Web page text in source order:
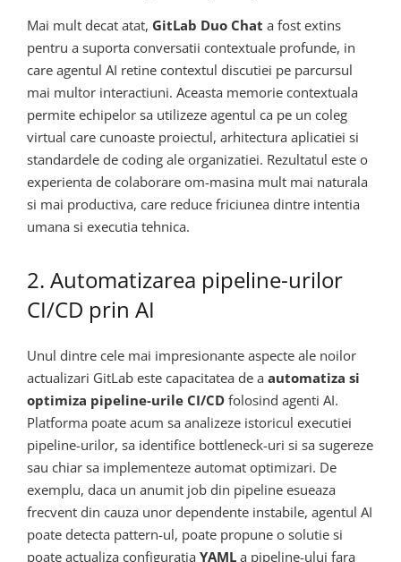
Mai mult decat atat, GitLab Duo Chat a fost extins
pentru a suporta conversatii contextuale profunde, in
care agentul AI retine contextul discutiei pe parcursul
mai multor interactiuni. Aceasta memorie contextuala
permite echipelor sa utilizeze agentul ca pe un coleg
virtual care cunoaste proiectul, arhitectura aplicatiei si
standardele de coding ale organizatiei. Rezultatul este o
experienta de colaborare om-masina mult mai naturala
si mai productiva, care reduce friciunea dintre intentia
umana si executia tehnica.
2. Automatizarea pipeline-urilor
CI/CD prin AI
Unul dintre cele mai impresionante aspecte ale noilor
actualizari GitLab este capacitatea de a automatiza si
optimiza pipeline-urile CI/CD folosind agenti AI.
Platforma poate acum sa analizeze istoricul executiei
pipeline-urilor, sa identifice bottleneck-uri si sa sugereze
sau chiar sa implementeze automat optimizari. De
exemplu, daca un anumit job din pipeline esueaza
frecvent din cauza unor dependente instabile, agentul AI
poate detecta pattern-ul, poate propune o solutie si
poate actualiza configuratia YAML a pipeline-ului fara